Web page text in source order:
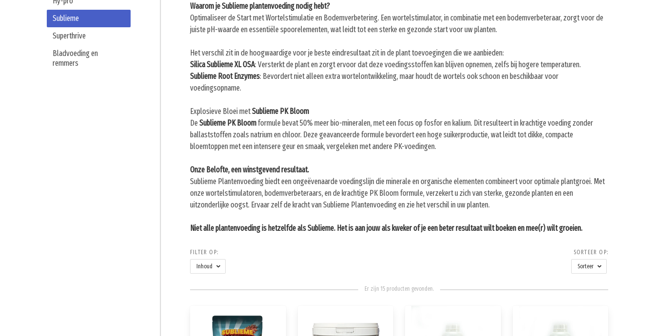
Sublieme
Superthrive
Bladvoeding en
remmers
Waarom je Sublieme plantenvoeding nodig hebt?
Optimaliseer de Start met Wortelstimulatie en Bodemverbetering. Een wortelstimulator, in combinatie met een bodemverbeteraar, zorgt voor de
juiste pH-waarde en essentiële spoorelementen, wat leidt tot een sterke en gezonde start voor uw planten.
Het verschil zit in de hoogwaardige voor je beste eindresultaat zit in de plant toevoegingen die we aanbieden:
Silica Sublieme XL OSA: Versterkt de plant en zorgt ervoor dat deze voedingsstoffen kan blijven opnemen, zelfs bij hogere temperaturen.
Sublieme Root Enzymes: Bevordert niet alleen extra wortelontwikkeling, maar houdt de wortels ook schoon en beschikbaar voor
voedingsopname.
Explosieve Bloei metSublieme PK Bloom
De Sublieme PK Bloomformule bevat 50% meer bio-mineralen, met een focus op fosfor en kalium. Dit resulteert in krachtige voeding zonder
ballaststoffen zoals natrium en chloor. Deze geavanceerde formule bevordert een hoge suikerproductie, wat leidt tot dikke, compacte
bloemtoppen met een intensere geur en smaak, vergeleken met andere PK-voedingen.
Onze Belofte, een winstgevend resultaat.
Sublieme Plantenvoeding biedt een ongeëvenaarde voedingslijn die minerale en organische elementen combineert voor optimale plantgroei. Met
onze wortelstimulatoren, bodemverbeteraars, en de krachtige PK Bloom formule, verzekert u zich van sterke, gezonde planten en een
uitzonderlijke oogst. Ervaar zelf de kracht van Sublieme Plantenvoeding en zie het verschil in uw planten.
Niet alle plantenvoeding is hetzelfde als Sublieme. Het is aan jouw als kweker of je een beter resultaat wilt boeken en mee(r) wilt groeien.
FILTER OP:
Inhoud
SORTEER OP:
Sorteer